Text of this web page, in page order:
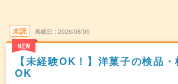
未読
NEW
掲載日 2026/08/05
【未経験OK！】洋菓子の検品
OK